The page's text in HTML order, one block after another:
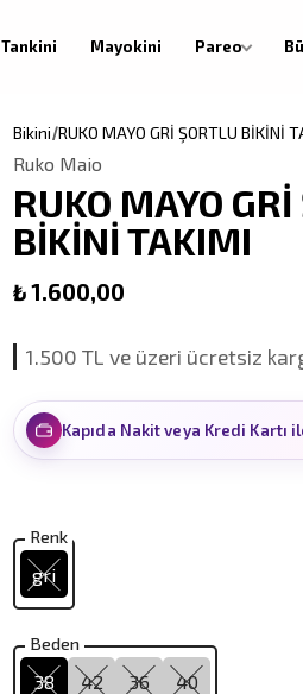
Tankini Mayokini Pareo
Bikini RUKO MAYO GRİ ŞORTLU BİKİNİ
Ruko Maio
RUKO MAYO
BİKİNİ TAKIMI
₺ 1.600,00
1.500 TL ve üzeri ücretsiz
Kapıda Nakit veya Kredi Kartı
Renk
gri
Beden
38 42 36 40